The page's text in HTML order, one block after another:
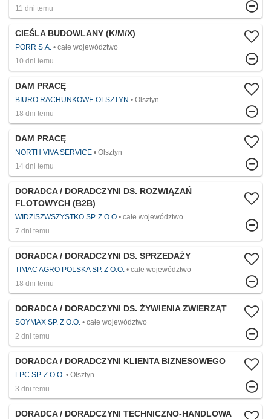
11 dni temu
CIEŚLA BUDOWLANY (K/M/X)
PORR S.A.
całe województwo
10 dni temu
DAM PRACĘ
BIURO RACHUNKOWE OLSZTYN
Olsztyn
18 dni temu
DAM PRACĘ
NORTH VIVA SERVICE
Olsztyn
14 dni temu
DORADCA / DORADCZYNI DS. ROZWIĄZAŃ
FLOTOWYCH (B2B)
WIDZISZWSZYSTKO SP. Z.O.O
całe województwo
7 dni temu
DORADCA / DORADCZYNI DS. SPRZEDAŻY
TIMAC AGRO POLSKA SP. Z O.O.
całe województwo
18 dni temu
DORADCA / DORADCZYNI DS. ŻYWIENIA ZWIERZĄT
SOYMAX SP. Z O.O.
całe województwo
2 dni temu
DORADCA / DORADCZYNI KLIENTA BIZNESOWEGO
LPC SP. Z O.O.
Olsztyn
3 dni temu
DORADCA / DORADCZYNI TECHNICZNO-HANDLOWA